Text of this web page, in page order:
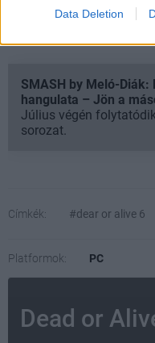
Data Deletion
korábban
SMASH by Meló-
hangulata – Jön a
Július végén
sorozat.
Címkék: #dear or alive 6
Platformok: PC
Dead or